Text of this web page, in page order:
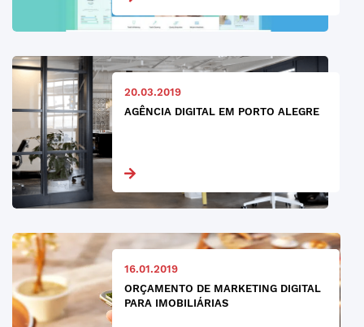
20.03.2019
AGÊNCIA DIGITAL EM PORTO ALEGRE
16.01.2019
ORÇAMENTO DE MARKETING DIGITAL
PARA IMOBILIÁRIAS